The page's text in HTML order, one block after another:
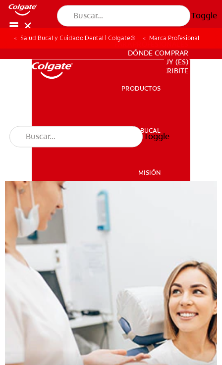
Toggle
SALUD BUCAL
PARA PROFESIONALES
DÓNDE COMPRAR
UY (ES)
SUSCRIBITE
PARA PROFESIONALES
DÓNDE COMPRAR
UY (ES)
SUSCRIBITE
PRODUCTOS
SALUD BUCAL
MISIÓN
CHEQUEO DE SALUD BUCAL
CORRESPONDENCIA DE PRODUCTOS
Toggle
Salud Bucal y Cuidado Dental | Colgate® Marca Profesional